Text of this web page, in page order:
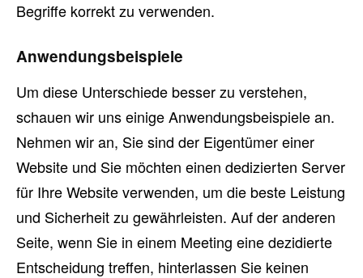
Begriffe korrekt zu verwenden.
Anwendungsbeispiele
Um diese Unterschiede besser zu verstehen,
schauen wir uns einige Anwendungsbeispiele an.
Nehmen wir an, Sie sind der Eigentümer einer
Website und Sie möchten einen dedizierten Server
für Ihre Website verwenden, um die beste Leistung
und Sicherheit zu gewährleisten. Auf der anderen
Seite, wenn Sie in einem Meeting eine dezidierte
Entscheidung treffen, hinterlassen Sie keinen